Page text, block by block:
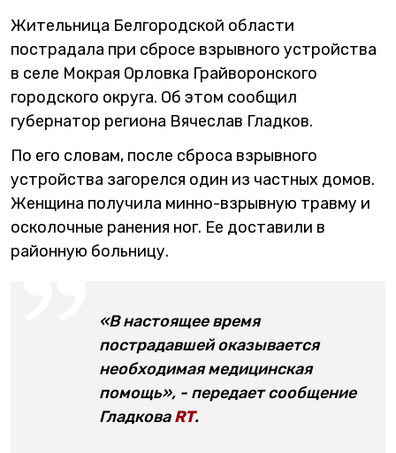
Жительница Белгородской области
пострадала при сбросе взрывного устройства
в селе Мокрая Орловка Грайворонского
городского округа. Об этом сообщил
губернатор региона Вячеслав Гладков.
По его словам, после сброса взрывного
устройства загорелся один из частных домов.
Женщина получила минно-взрывную травму и
осколочные ранения ног. Ее доставили в
районную больницу.
«В настоящее время
пострадавшей оказывается
необходимая медицинская
помощь», - передает сообщение
ГладковаRT.